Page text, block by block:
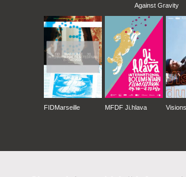
Against Gravity
FIDMarseille MFDF Ji.hlava